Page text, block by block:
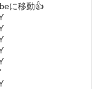
に移動👍